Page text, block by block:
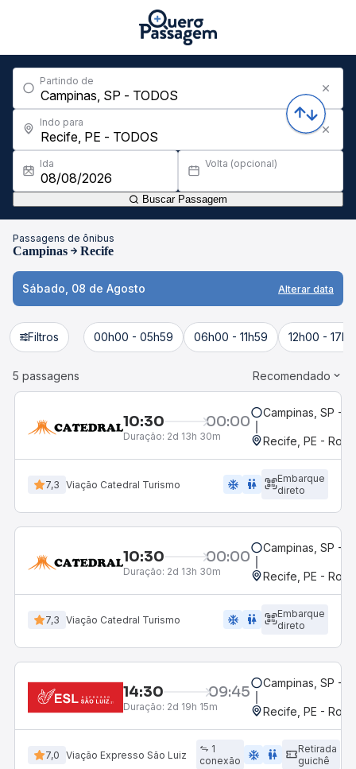
Partindo de
Indo para
Ida Volta (opcional)
Buscar Passagem
Passagens de ônibus
Campinas Recife
Sábado, 08 de Agosto Alterar data
Filtros 00h00 - 05h59 06h00 - 11h59 12h00 -
5 passagens Recomendado
10:30 00:00
Duração: 2d 13h 30m
Campinas, SP -
Recife, PE -
7,3 Viação Catedral Turismo ac_unit wc
Embarque
direto
10:30 00:00
Duração: 2d 13h 30m
Campinas, SP -
Recife, PE -
7,3 Viação Catedral Turismo ac_unit wc
Embarque
direto
14:30 09:45
Duração: 2d 19h 15m
Campinas, SP -
Recife, PE -
7,0 Viação Expresso São Luiz
1
conexão
ac_unit wc
Retirada
guichê